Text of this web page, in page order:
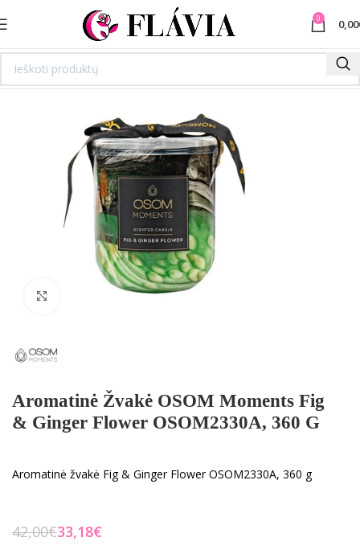
0 0,00
Spustelėkite norėdami padidinti
Aromatinė Žvakė OSOM Moments Fig
& Ginger Flower OSOM2330A, 360 G
Aromatinė žvakė Fig & Ginger Flower OSOM2330A, 360 g
42,00€33,18€